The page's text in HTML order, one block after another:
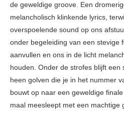
de geweldige groove. Een
melancholisch klinkende lyrics,
overspoelende sound op ons
onder begeleiding van een stevige
aanvullen en ons in de licht
houden. Onder de strofes blijft
heen golven die je in het nummer
bouwt op naar een geweldige
maal meesleept met een machtige